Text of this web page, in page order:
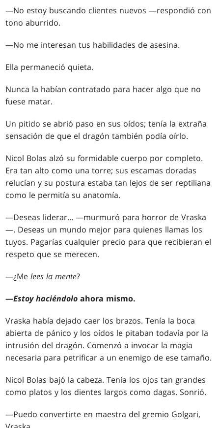
—No estoy buscando clientes nuevos —respondió con
tono aburrido.
—No me interesan tus habilidades de asesina.
Ella permaneció quieta.
Nunca la habían contratado para hacer algo que no
fuese matar.
Un pitido se abrió paso en sus oídos; tenía la extraña
sensación de que el dragón también podía oírlo.
Nicol Bolas alzó su formidable cuerpo por completo.
Era tan alto como una torre; sus escamas doradas
relucían y su postura estaba tan lejos de ser reptiliana
como le permitía su anatomía.
—Deseas liderar... —murmuró para horror de Vraska
—. Deseas un mundo mejor para quienes llamas los
tuyos. Pagarías cualquier precio para que recibieran el
respeto que se merecen.
—¿Melees la mente?
—Estoy haciéndolo ahora mismo.
Vraska había dejado caer los brazos. Tenía la boca
abierta de pánico y los oídos le pitaban todavía por la
intrusión del dragón. Comenzó a invocar la magia
necesaria para petrificar a un enemigo de ese tamaño.
Nicol Bolas bajó la cabeza. Tenía los ojos tan grandes
como platos y los dientes largos como dagas. Sonrió.
—Puedo convertirte en maestra del gremio Golgari,